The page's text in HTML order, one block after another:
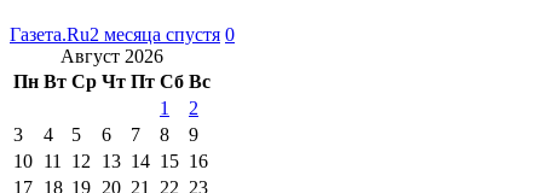
Газета.Ru2 месяца спустя 0
Август 2026
Пн Вт Ср Чт Пт Сб Вс
1
2
3
4 5 6 7 8
9
10 11 12 13 14 15 16
17 18 19 20 21 22 23